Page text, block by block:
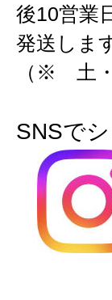
後10営業
発送しま
（※ 土・
SNSで